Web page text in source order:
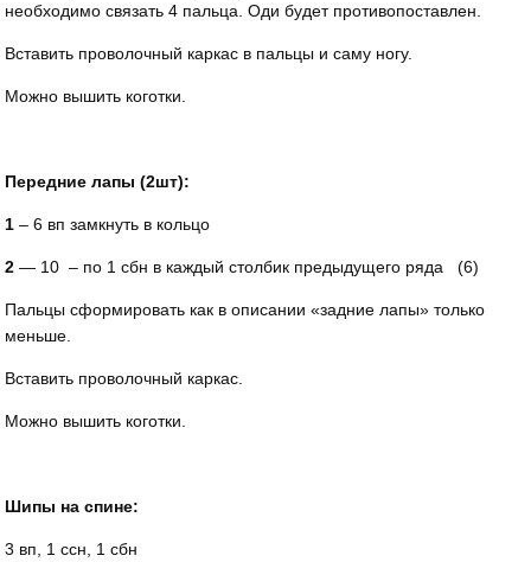
необходимо связать 4 пальца. Оди будет противопоставлен.
Вставить проволочный каркас в пальцы и саму ногу.
Можно вышить коготки.
Передние лапы (2шт):
1 – 6 вп замкнуть в кольцо
2— 10 – по 1 сбн в каждый столбик предыдущего ряда (6)
Пальцы сформировать как в описании «задние лапы» только
меньше.
Вставить проволочный каркас.
Можно вышить коготки.
Шипы на спине:
3 вп, 1 ссн, 1 сбн